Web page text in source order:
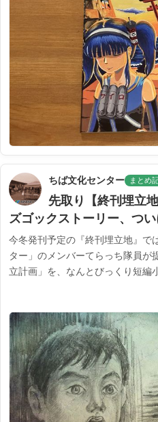
ちば文化センター まとめ
先取り【終刊埋立
ズゴックストーリー、つい
今冬発刊予定の『終刊埋立地』で
ター」のメンバーてらっち隊員が
立計画」を、なんとびっくり短編